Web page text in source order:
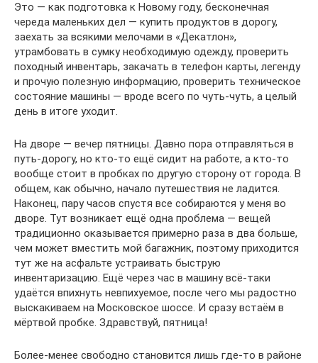
Это — как подготовка к Новому году, бесконечная
череда маленьких дел — купить продуктов в дорогу,
заехать за всякими мелочами в «Декатлон»,
утрамбовать в сумку необходимую одежду, проверить
походный инвентарь, закачать в телефон карты, легенду
и прочую полезную информацию, проверить техническое
состояние машины — вроде всего по чуть-чуть, а целый
день в итоге уходит.
На дворе — вечер пятницы. Давно пора отправляться в
путь-дорогу, но кто-то ещё сидит на работе, а кто-то
вообще стоит в пробках по другую сторону от города. В
общем, как обычно, начало путешествия не ладится.
Наконец, пару часов спустя все собираются у меня во
дворе. Тут возникает ещё одна проблема — вещей
традиционно оказывается примерно раза в два больше,
чем может вместить мой багажник, поэтому приходится
тут же на асфальте устраивать быструю
инвентаризацию. Ещё через час в машину всё-таки
удаётся впихнуть невпихуемое, после чего мы радостно
выскакиваем на Московское шоссе. И сразу встаём в
мёртвой пробке. Здравствуй, пятница!
Более-менее свободно становится лишь где-то в районе